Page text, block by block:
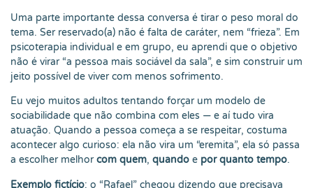
Uma parte importante dessa conversa é tirar o peso moral do
tema. Ser reservado(a) não é falta de caráter, nem “frieza”. Em
psicoterapia individual e em grupo, eu aprendi que o objetivo
não é virar “a pessoa mais sociável da sala”, e sim construir um
jeito possível de viver com menos sofrimento.
Eu vejo muitos adultos tentando forçar um modelo de
sociabilidade que não combina com eles — e aí tudo vira
atuação. Quando a pessoa começa a se respeitar, costuma
acontecer algo curioso: ela não vira um “eremita”, ela só passa
a escolher melhorcom quem, quando e por quanto tempo.
Exemplo fictício: o “Rafael” chegou dizendo que precisava